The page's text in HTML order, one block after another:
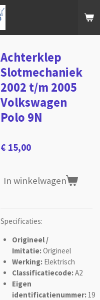
Achterklep
Slotmechaniek
2002 t/m 2005
Volkswagen
Polo 9N
€ 15,00
In winkelwagen
Specificaties:
Origineel /
Imitatie:Origineel
Werking: Elektrisch
Classificatiecode:A2
Eigen
identificatienummer: 19